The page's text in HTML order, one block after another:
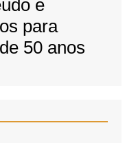
e
para
50 anos